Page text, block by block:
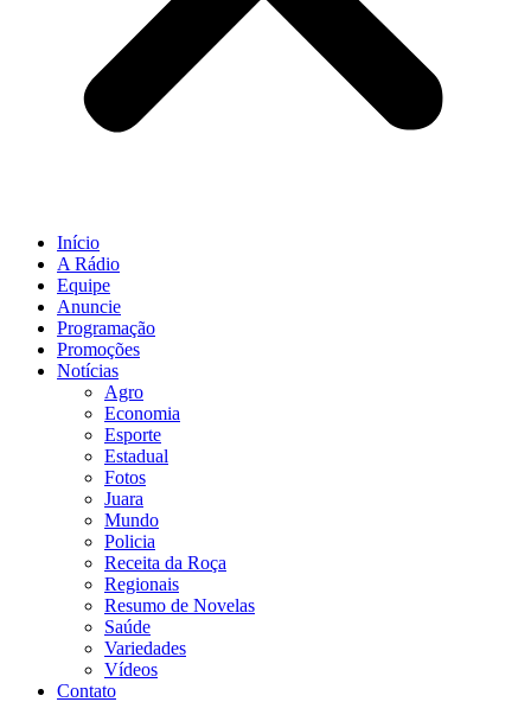
Início
A Rádio
Equipe
Anuncie
Programação
Promoções
Notícias
Agro
Economia
Esporte
Estadual
Fotos
Juara
Mundo
Policia
Receita da Roça
Regionais
Resumo de Novelas
Saúde
Variedades
Vídeos
Contato